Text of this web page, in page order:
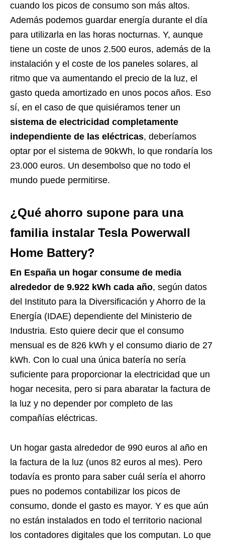
cuando los picos de consumo son más altos.
Además podemos guardar energía durante el día
para utilizarla en las horas nocturnas. Y, aunque
tiene un coste de unos 2.500 euros, además de la
instalación y el coste de los paneles solares, al
ritmo que va aumentando el precio de la luz, el
gasto queda amortizado en unos pocos años. Eso
sí, en el caso de que quisiéramos tener un
sistema de electricidad completamente
independiente de las eléctricas, deberíamos
optar por el sistema de 90kWh, lo que rondaría los
23.000 euros. Un desembolso que no todo el
mundo puede permitirse.
¿Qué ahorro supone para una
familia instalar Tesla Powerwall
Home Battery?
En España un hogar consume de media
alrededor de 9.922 kWh cada año, según datos
del Instituto para la Diversificación y Ahorro de la
Energía (IDAE) dependiente del Ministerio de
Industria. Esto quiere decir que el consumo
mensual es de 826 kWh y el consumo diario de 27
kWh. Con lo cual una única batería no sería
suficiente para proporcionar la electricidad que un
hogar necesita, pero si para abaratar la factura de
la luz y no depender por completo de las
compañías eléctricas.
Un hogar gasta alrededor de 990 euros al año en
la factura de la luz (unos 82 euros al mes). Pero
todavía es pronto para saber cuál sería el ahorro
pues no podemos contabilizar los picos de
consumo, donde el gasto es mayor. Y es que aún
no están instalados en todo el territorio nacional
los contadores digitales que los computan. Lo que